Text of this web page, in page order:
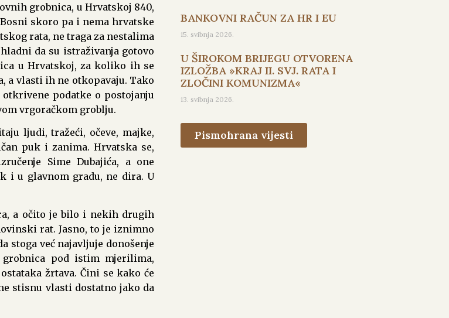
grobnica, u Hrvatskoj 840,
skoro pa i nema hrvatske
rata, ne traga za nestalima
da su istraživanja gotovo
u Hrvatskoj, za koliko ih se
a vlasti ih ne otkopavaju. Tako
podatke o postojanju
vrgoračkom groblju.
ljudi, tražeći, očeve, majke,
puk i zanima. Hrvatska se,
Sime Dubajića, a one
i u glavnom gradu, ne dira. U
a očito je bilo i nekih drugih
rat. Jasno, to je iznimno
stoga već najavljuje donošenje
pod istim mjerilima,
žrtava. Čini se kako će
stisnu vlasti dostatno jako da
BANKOVNI RAČUN ZA HR I EU
15. svibnja 2026.
U ŠIROKOM BRIJEGU OTVORENA
IZLOŽBA »KRAJ II. SVJ. RATA I
ZLOČINI KOMUNIZMA«
13. svibnja 2026.
Pismohrana vijesti